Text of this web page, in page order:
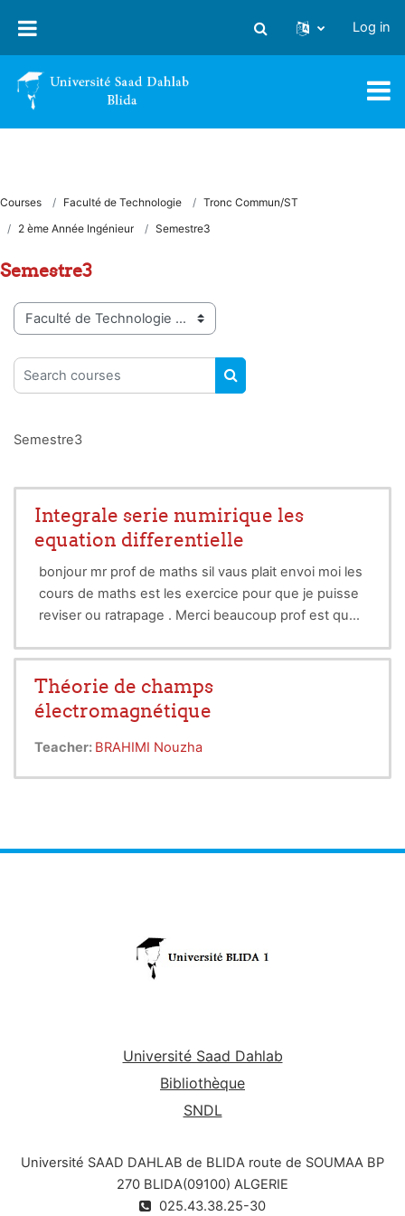
Toggle search input
Log in
Courses Faculté de Technologie
Tronc Commun/ST
2 ème Année Ingénieur
Semestre3
Semestre3
Course categories
Search courses
SEARCH COURSES
Semestre3
Integrale serie numirique les
equation differentielle
bonjour mr prof de maths sil vaus plait envoi moi les
cours de maths est les exercice pour que je puisse
reviser ou ratrapage . Merci beaucoup prof est que
Théorie de champs
électromagnétique
Teacher: BRAHIMI Nouzha
Université Saad Dahlab
Bibliothèque
SNDL
Université SAAD DAHLAB de BLIDA route de SOUMAA BP
270 BLIDA(09100) ALGERIE
025.43.38.25-30